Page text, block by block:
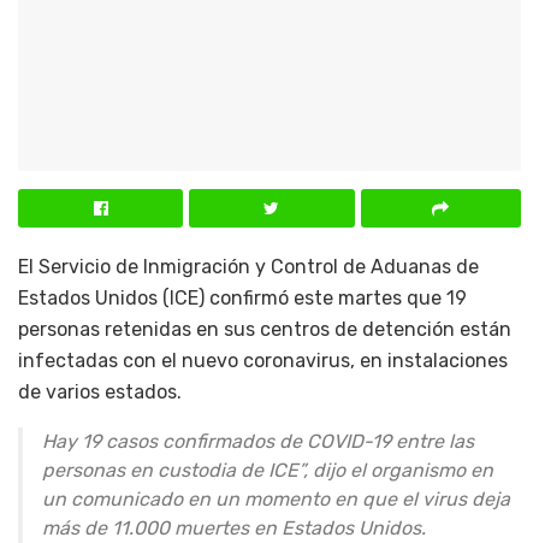
El Servicio de Inmigración y Control de Aduanas de
Estados Unidos (ICE) confirmó este martes que 19
personas retenidas en sus centros de detención están
infectadas con el nuevo coronavirus, en instalaciones
de varios estados.
Hay 19 casos confirmados de COVID-19 entre las
personas en custodia de ICE”, dijo el organismo en
un comunicado en un momento en que el virus deja
más de 11.000 muertes en Estados Unidos.